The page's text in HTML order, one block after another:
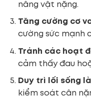
nâng vật nặng.
Tăng cường cơ
cường sức mạnh
Tránh các hoạt
cảm thấy đau
Duy trì lối sống
kiểm soát cân